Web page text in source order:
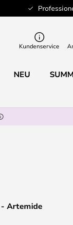
Kundenservice
NEU
Artemide